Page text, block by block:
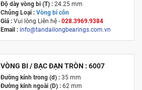
Độ dày vòng bi (T) :24.25 mm
Chủng Loại : Vòng bi côn
Giá :Vui lòng Liên hệ - 028.3969.9384
Email : info@tandailongbearings.com.vn
VÒNG BI / BẠC ĐẠN TRÒN : 6007
Đường kính trong (d) :35 mm
Đường kính ngoài (D) :62 mm